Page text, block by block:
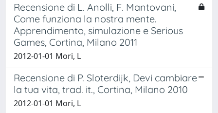
Recensione di L. Anolli, F. Mantovani,
Come funziona la nostra mente.
Apprendimento, simulazione e Serious
Games, Cortina, Milano 2011
2012-01-01 Mori, L
Recensione di P. Sloterdijk, Devi cambiare
la tua vita, trad. it., Cortina, Milano 2010
2012-01-01 Mori, L